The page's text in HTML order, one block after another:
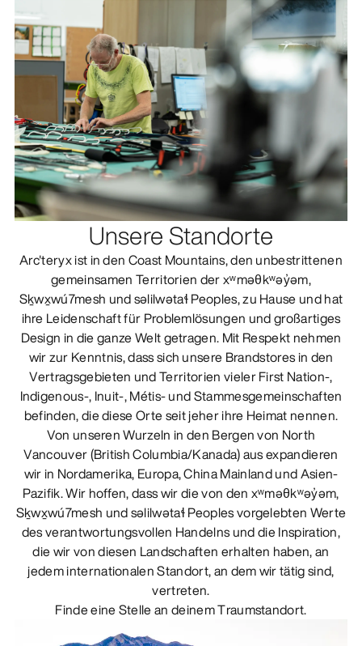
Unsere Standorte
Arc'teryx ist in den Coast Mountains, den unbestrittenen
gemeinsamen Territorien der xʷməθkʷəy̓əm,
Sḵwx̱wú7mesh und səlilwətaɬ Peoples, zu Hause und hat
ihre Leidenschaft für Problemlösungen und großartiges
Design in die ganze Welt getragen. Mit Respekt nehmen
wir zur Kenntnis, dass sich unsere Brandstores in den
Vertragsgebieten und Territorien vieler First Nation-,
Indigenous-, Inuit-, Métis- und Stammesgemeinschaften
befinden, die diese Orte seit jeher ihre Heimat nennen.
Von unseren Wurzeln in den Bergen von North
Vancouver (British Columbia/Kanada) aus expandieren
wir in Nordamerika, Europa, China Mainland und Asien-
Pazifik. Wir hoffen, dass wir die von den xʷməθkʷəy̓əm,
Sḵwx̱wú7mesh und səlilwətaɬ Peoples vorgelebten Werte
des verantwortungsvollen Handelns und die Inspiration,
die wir von diesen Landschaften erhalten haben, an
jedem internationalen Standort, an dem wir tätig sind,
vertreten.
Finde eine Stelle an deinem Traumstandort.